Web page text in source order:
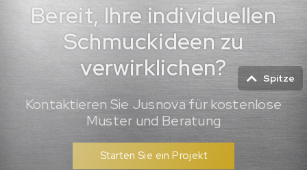
Spitze
Bereit, Ihre individuellen
Schmuckideen zu
verwirklichen?
Kontaktieren Sie Jusnova für kostenlose
Muster und Beratung
Starten Sie ein Projekt